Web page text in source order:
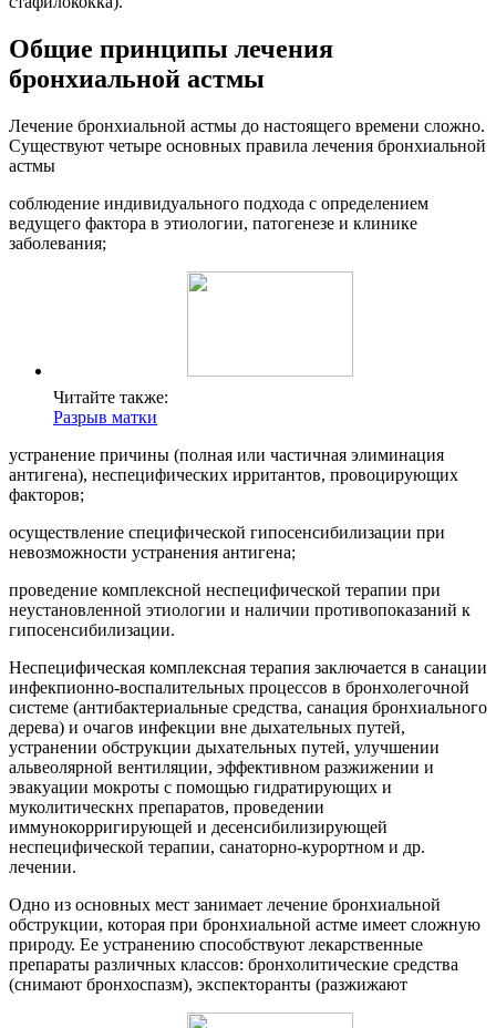
Общие принципы лечения
бронхиальной астмы
Лечение бронхиальной астмы до настоящего времени сложно.
Существуют четыре основных правила лечения бронхиальной
астмы
соблюдение индивидуального подхода с определением
ведущего фактора в этиологии, патогенезе и клинике
заболевания;
Читайте также:
Разрыв матки
устранение причины (полная или частичная элиминация
антигена), неспецифических ирритантов, провоцирующих
факторов;
осуществление специфической гипосенсибилизации при
невозможности устранения антигена;
проведение комплексной неспецифической терапии при
неустановленной этиологии и наличии противопоказаний к
гипосенсибилизации.
Неспецифическая комплексная терапия заключается в санации
инфекпионно-воспалительных процессов в бронхолегочной
системе (антибактериальные средства, санация бронхиального
дерева) и очагов инфекции вне дыхательных путей,
устранении обструкции дыхательных путей, улучшении
альвеолярной вентиляции, эффективном разжижении и
эвакуации мокроты с помощью гидратирующих и
муколитическнх препаратов, проведении
иммунокорригирующей и десенсибилизирующей
неспецифической терапии, санаторно-курортном и др.
лечении.
Одно из основных мест занимает лечение бронхиальной
обструкции, которая при бронхиальной астме имеет сложную
природу. Ее устранению способствуют лекарственные
препараты различных классов: бронхолитические средства
(снимают бронхоспазм), экспекторанты (разжижают